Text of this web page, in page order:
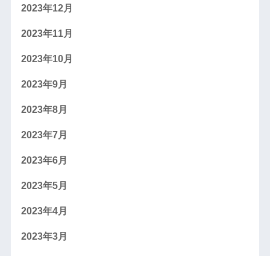
2023年12月
2023年11月
2023年10月
2023年9月
2023年8月
2023年7月
2023年6月
2023年5月
2023年4月
2023年3月